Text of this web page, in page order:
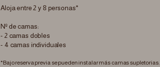
Aloja entre 2 y 8 personas*
Nº de camas:
- 2 camas dobles
- 4 camas individuales
*Bajo reserva previa se pueden instalar más camas supletorias.